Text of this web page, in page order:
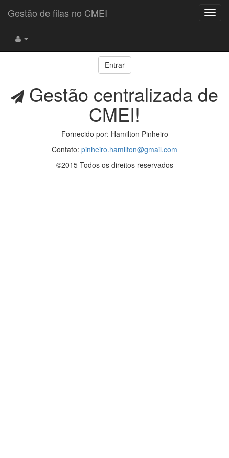
Gestão de filas no CMEI
Entrar
Gestão centralizada de
CMEI!
Fornecido por: Hamilton Pinheiro
Contato: pinheiro.hamilton@gmail.com
©2015 Todos os direitos reservados